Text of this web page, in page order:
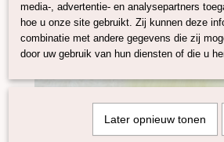
media-, advertentie- en analysepartners
hoe u onze site gebruikt. Zij kunnen deze
combinatie met andere gegevens die zij
door uw gebruik van hun diensten of die u
Later opnieuw tonen